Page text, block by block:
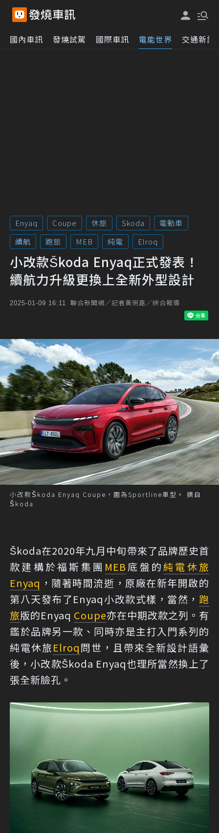
國內車訊 發燒試駕 國際車訊 電能世界 交通新訊
Enyaq Coupe 休旅 Skoda
電動車
續航
跑旅 MEB 純電 Elroq
小改款Škoda Enyaq正式發表！
續航力升級更換上全新外型設計
2025-01-09 16:11 聯合新聞網／記者黃俐嘉／綜合報導
小改款Škoda Enyaq Coupe，圖為Sportline車型。 摘自
Škoda
Škoda在2020年九月中旬帶來了品牌歷史首
款建構於福斯集團 MEB 底盤的純電休旅
Enyaq ，隨著時間流逝，原廠在新年開啟的
第八天發布了Enyaq小改款式樣，當然， 跑
旅版的Enyaq Coupe亦在中期改款之列。有
鑑於品牌另一款、同時亦是主打入門系列的
純電休旅Elroq問世，且帶來全新設計語彙
後，小改款Škoda Enyaq也理所當然換上了
張全新臉孔。